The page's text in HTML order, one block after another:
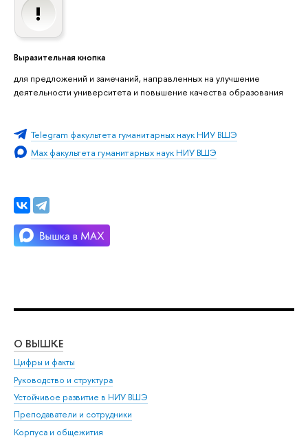
Выразительная кнопка
для предложений и замечаний, направленных на улучшение
деятельности университета и повышение качества образования
Telegram факультета гуманитарных наук НИУ ВШЭ
Max факультета гуманитарных наук НИУ ВШЭ
О ВЫШКЕ
Цифры и факты
Руководство и структура
Устойчивое развитие в НИУ ВШЭ
Преподаватели и сотрудники
Корпуса и общежития